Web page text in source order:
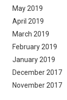
May 2019
April 2019
March 2019
February 2019
January 2019
December 2017
November 2017